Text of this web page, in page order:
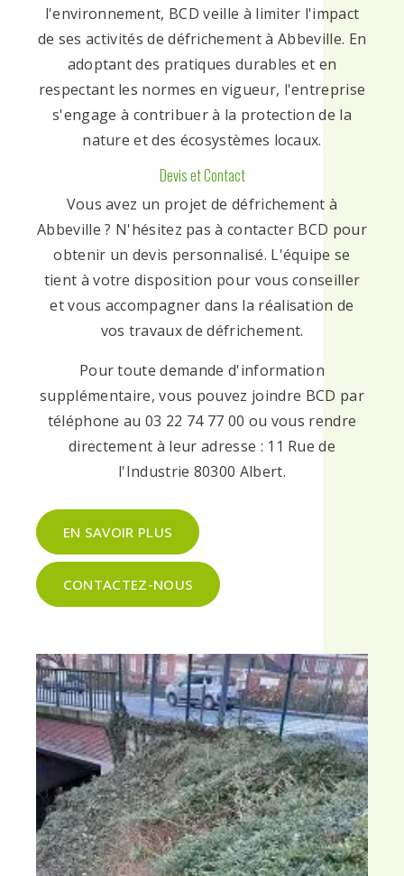
l'environnement, BCD veille à limiter l'impact
de ses activités de défrichement à Abbeville. En
adoptant des pratiques durables et en
respectant les normes en vigueur, l'entreprise
s'engage à contribuer à la protection de la
nature et des écosystèmes locaux.
Devis et Contact
Vous avez un projet de défrichement à
Abbeville ? N'hésitez pas à contacter BCD pour
obtenir un devis personnalisé. L'équipe se
tient à votre disposition pour vous conseiller
et vous accompagner dans la réalisation de
vos travaux de défrichement.
Pour toute demande d'information
supplémentaire, vous pouvez joindre BCD par
téléphone au 03 22 74 77 00 ou vous rendre
directement à leur adresse : 11 Rue de
l'Industrie 80300 Albert.
EN SAVOIR PLUS
CONTACTEZ-NOUS